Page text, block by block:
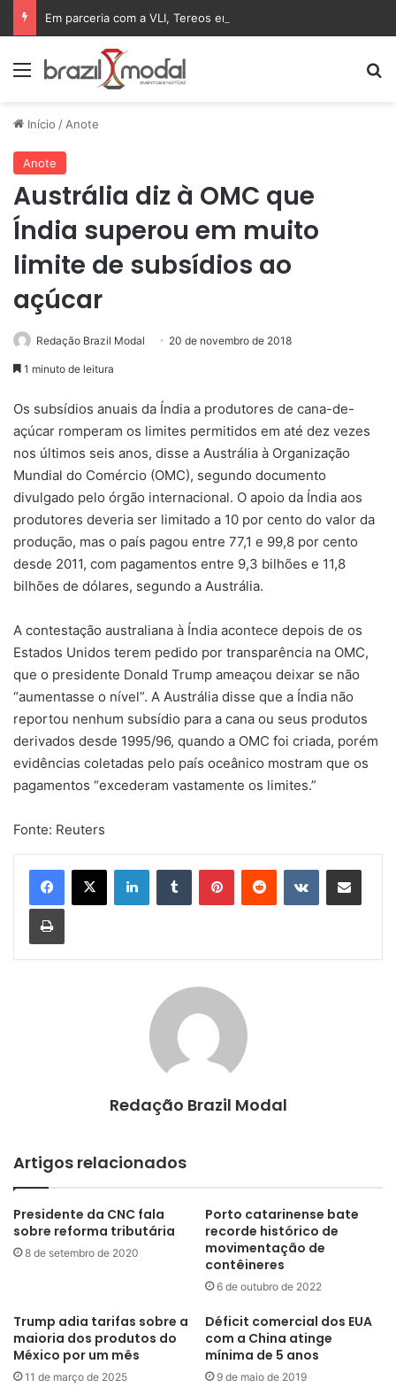
Menu
Início /Anote
Anote
Austrália diz à OMC que
Índia superou em muito
limite de subsídios ao
açúcar
Redação Brazil Modal 20 de novembro de 2018
1 minuto de leitura
Os subsídios anuais da Índia a produtores de cana-de-
açúcar romperam os limites permitidos em até dez vezes
nos últimos seis anos, disse a Austrália à Organização
Mundial do Comércio (OMC), segundo documento
divulgado pelo órgão internacional. O apoio da Índia aos
produtores deveria ser limitado a 10 por cento do valor da
produção, mas o país pagou entre 77,1 e 99,8 por cento
desde 2011, com pagamentos entre 9,3 bilhões e 11,8
bilhões de dólares, segundo a Austrália.
A contestação australiana à Índia acontece depois de os
Estados Unidos terem pedido por transparência na OMC,
que o presidente Donald Trump ameaçou deixar se não
“aumentasse o nível”. A Austrália disse que a Índia não
reportou nenhum subsídio para a cana ou seus produtos
derivados desde 1995/96, quando a OMC foi criada, porém
evidências coletadas pelo país oceânico mostram que os
pagamentos “excederam vastamente os limites.”
Fonte: Reuters
LinkedinTumblr PinterestReddit VK Compartilhar via e-mail
Imprimir
Redação Brazil Modal
Artigos relacionados
Presidente da CNC fala
sobre reforma tributária
8 de setembro de 2020
Porto catarinense bate
recorde histórico de
movimentação de
contêineres
6 de outubro de 2022
Trump adia tarifas sobre a
maioria dos produtos do
México por um mês
11 de março de 2025
Déficit comercial dos EUA
com a China atinge
mínima de 5 anos
9 de maio de 2019